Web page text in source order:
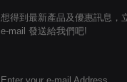
想得到最新產品及優惠訊息，
e-mail 發送給我們吧!